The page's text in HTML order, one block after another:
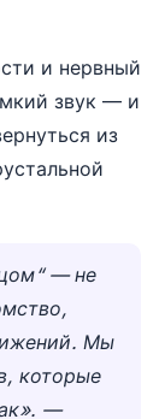
и нервный
звук — и
из
— не
Мы
которые
—